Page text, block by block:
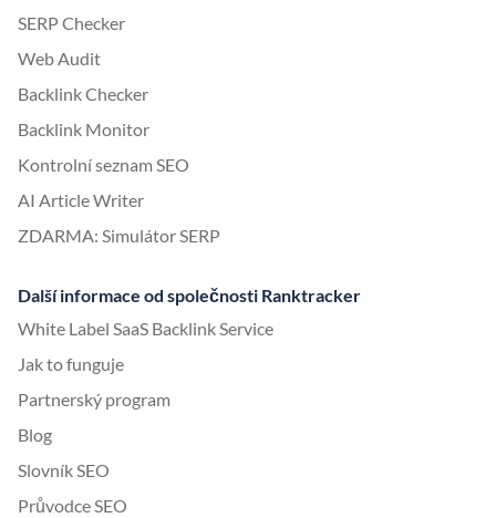
SERP Checker
Web Audit
Backlink Checker
Backlink Monitor
Kontrolní seznam SEO
AI Article Writer
ZDARMA: Simulátor SERP
Další informace od společnosti Ranktracker
White Label SaaS Backlink Service
Jak to funguje
Partnerský program
Blog
Slovník SEO
Průvodce SEO